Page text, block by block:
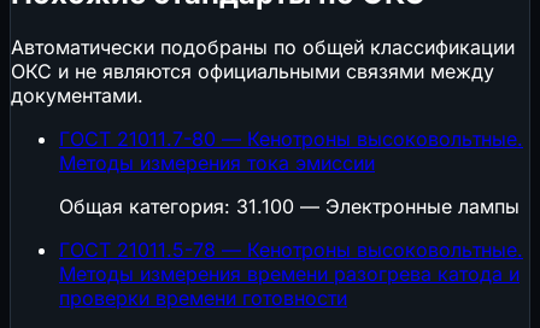
Автоматически подобраны по общей классификации
ОКС и не являются официальными связями между
документами.
ГОСТ 21011.7-80 — Кенотроны высоковольтные.
Методы измерения тока эмиссии
Общая категория: 31.100 — Электронные лампы
ГОСТ 21011.5-78 — Кенотроны высоковольтные.
Методы измерения времени разогрева катода и
проверки времени готовности